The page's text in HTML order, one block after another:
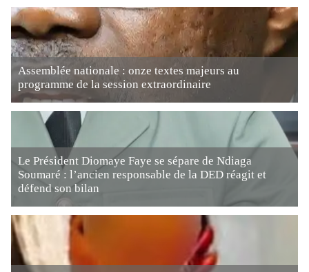
Assemblée nationale : onze textes majeurs au
programme de la session extraordinaire
Le Président Diomaye Faye se sépare de Ndiaga
Soumaré : l’ancien responsable de la DED réagit et
défend son bilan